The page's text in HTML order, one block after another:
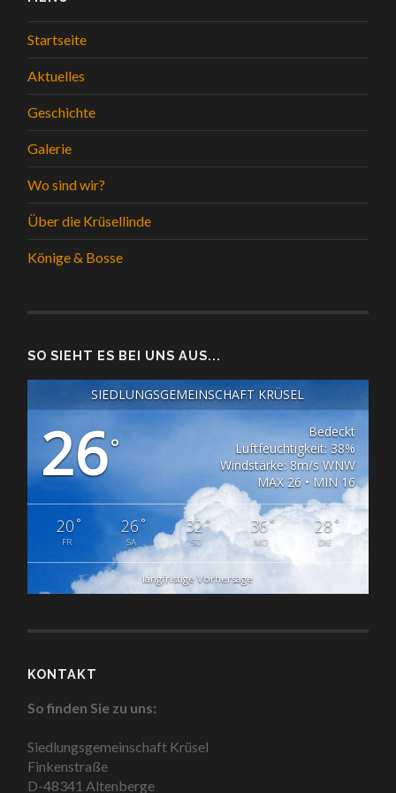
Startseite
Aktuelles
Geschichte
Galerie
Wo sind wir?
Über die Krüsellinde
Könige & Bosse
SO SIEHT ES BEI UNS AUS...
SIEDLUNGSGEMEINSCHAFT KRÜSEL
26°
Bedeckt
Luftfeuchtigkeit: 38%
Windstärke: 8m/s WNW
MAX 26 • MIN 16
20°
FR
26°
SA
32°
SO
36°
MO
28°
DIE
langfristige Vorhersage
KONTAKT
So finden Sie zu uns:
Siedlungsgemeinschaft Krüsel
Finkenstraße
D-48341 Altenberge